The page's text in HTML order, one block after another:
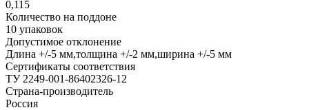
0,115
Количество на поддоне
10 упаковок
Допустимое отклонение
Длина +/-5 мм,толщина +/-2 мм,ширина +/-5 мм
Сертификаты соответствия
ТУ 2249-001-86402326-12
Страна-производитель
Россия